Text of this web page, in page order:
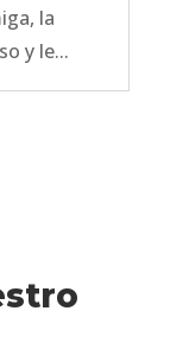
la
y le...